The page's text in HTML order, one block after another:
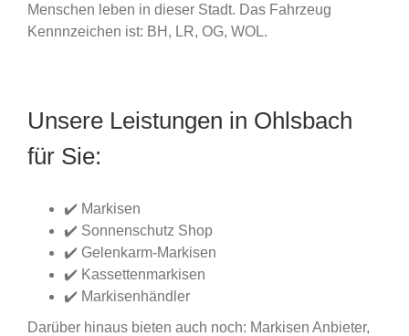
Menschen leben in dieser Stadt. Das Fahrzeug
Kennnzeichen ist: BH, LR, OG, WOL.
Unsere Leistungen in Ohlsbach
für Sie:
✔️ Markisen
✔️ Sonnenschutz Shop
✔️ Gelenkarm-Markisen
✔️ Kassettenmarkisen
✔️ Markisenhändler
Darüber hinaus bieten auch noch: Markisen Anbieter,